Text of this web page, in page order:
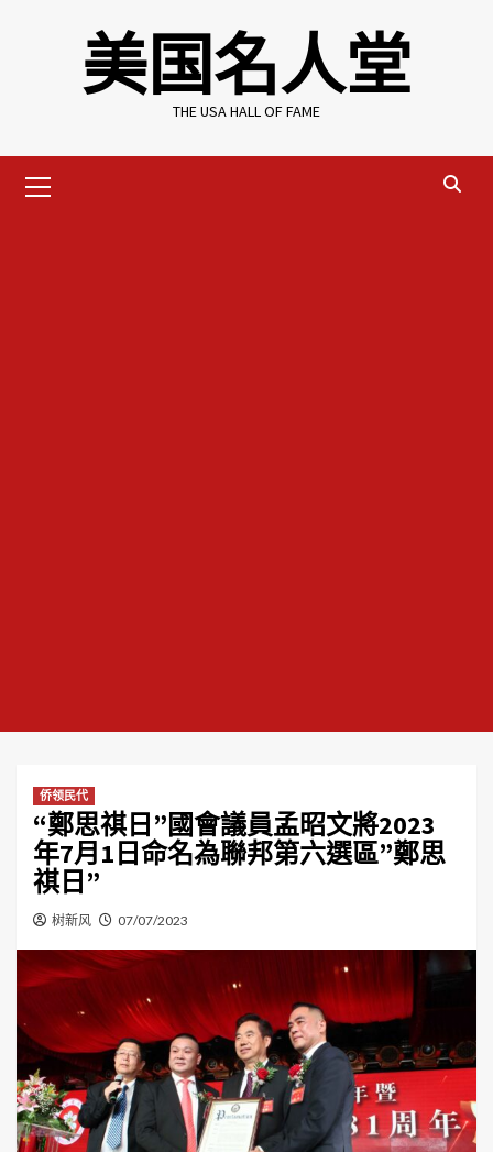
美国名人堂
THE USA HALL OF FAME
Menu
侨领民代
“鄭思祺日”國會議員孟昭文將2023
年7月1日命名為聯邦第六選區”鄭思
祺日”
树新风 07/07/2023